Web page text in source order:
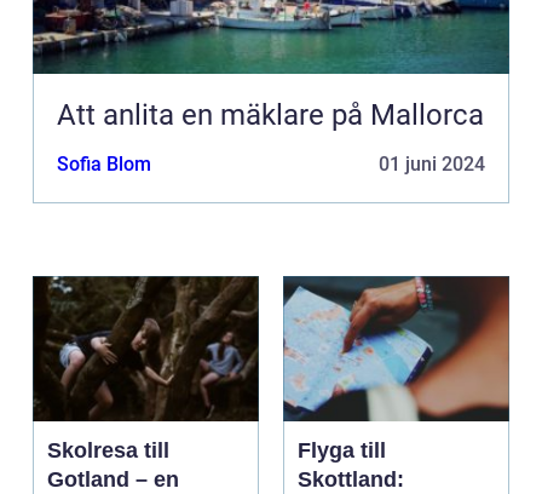
Att anlita en mäklare på Mallorca
Sofia Blom 01 juni 2024
Skolresa till
Gotland – en
Flyga till
Skottland: